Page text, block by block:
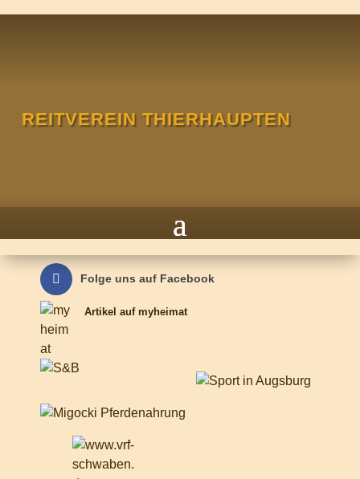
REITVEREIN THIERHAUPTEN
Folge uns auf Facebook
Artikel auf myheimat